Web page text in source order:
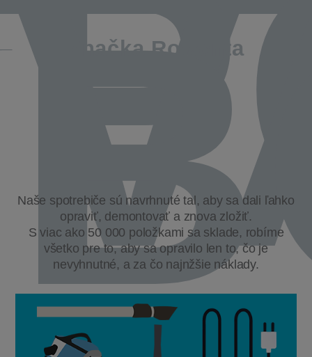
Značka Rowenta
Naše spotrebiče sú navrhnuté tal, aby sa dali ľahko
opraviť, demontovať a znova zložiť.
S viac ako 50 000 položkami sa sklade, robíme
všetko pre to, aby sa opravilo len to, čo je
nevyhnutné, a za čo najnžšie náklady.